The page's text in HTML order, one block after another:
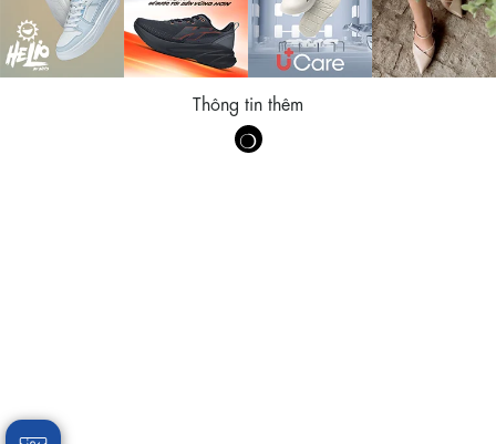
Thông tin thêm